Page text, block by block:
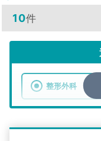
10件
整形外科